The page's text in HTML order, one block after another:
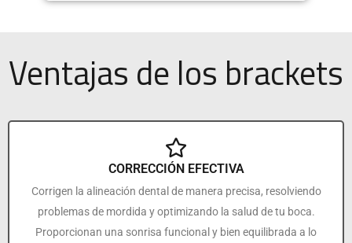
Ventajas de los brackets
CORRECCIÓN EFECTIVA
Corrigen la alineación dental de manera precisa, resolviendo
problemas de mordida y optimizando la salud de tu boca.
Proporcionan una sonrisa funcional y bien equilibrada a lo